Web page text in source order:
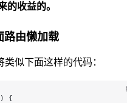
的收益的。
路由懒加载
似下面这样的代码：
{